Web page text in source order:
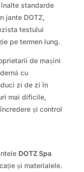
standarde
jante DOTZ,
testului
pe termen lung.
de mașini
cu
zi de zi în
mai dificile,
și control
DOTZ Spa
și materialele.